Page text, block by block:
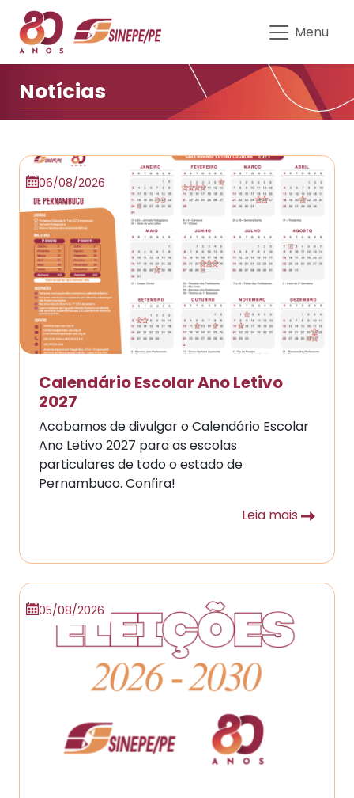
Notícias do Sinepe-PE |
Menu
Notícias
06/08/2026
Calendário Escolar Ano Letivo
2027
Acabamos de divulgar o Calendário Escolar
Ano Letivo 2027 para as escolas
particulares de todo o estado de
Pernambuco. Confira!
Leia mais
05/08/2026